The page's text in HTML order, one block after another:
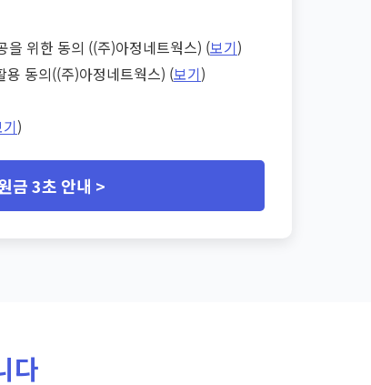
을 위한 동의 ((주)아정네트웍스) (보기)
용 동의((주)아정네트웍스) (보기)
)
금 3초 안내 >
다